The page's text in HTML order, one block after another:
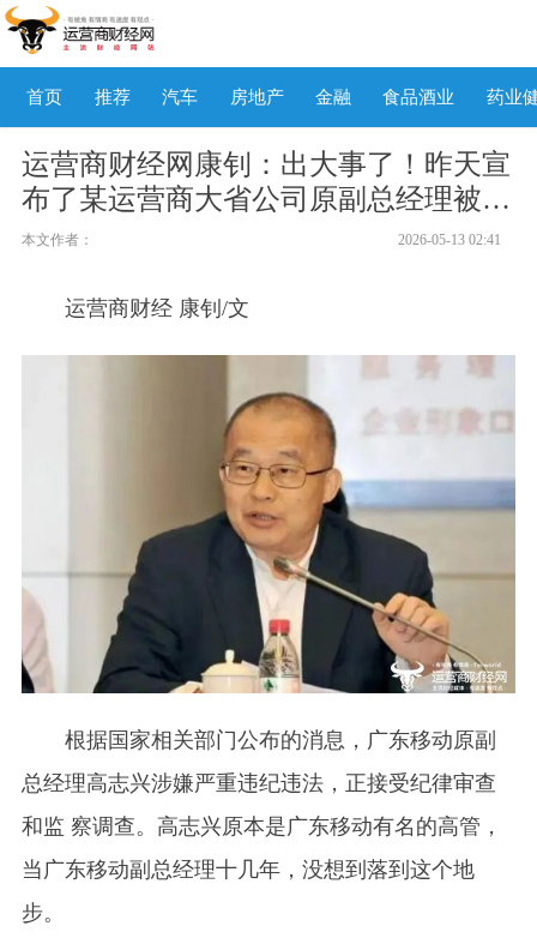
首页 推荐 汽车 房地产 金融 食品酒业 药业
运营商财经网康钊：出大事了！昨天宣
布了某运营商大省公司原副总经理被
查！
本文作者： 2026-05-13 02:41
运营商财经 康钊/文
根据国家相关部门公布的消息，广东移动原副
总经理高志兴涉嫌严重违纪违法，正接受纪律审查
和监 察调查。高志兴原本是广东移动有名的高管，
当广东移动副总经理十几年，没想到落到这个地
步。‌